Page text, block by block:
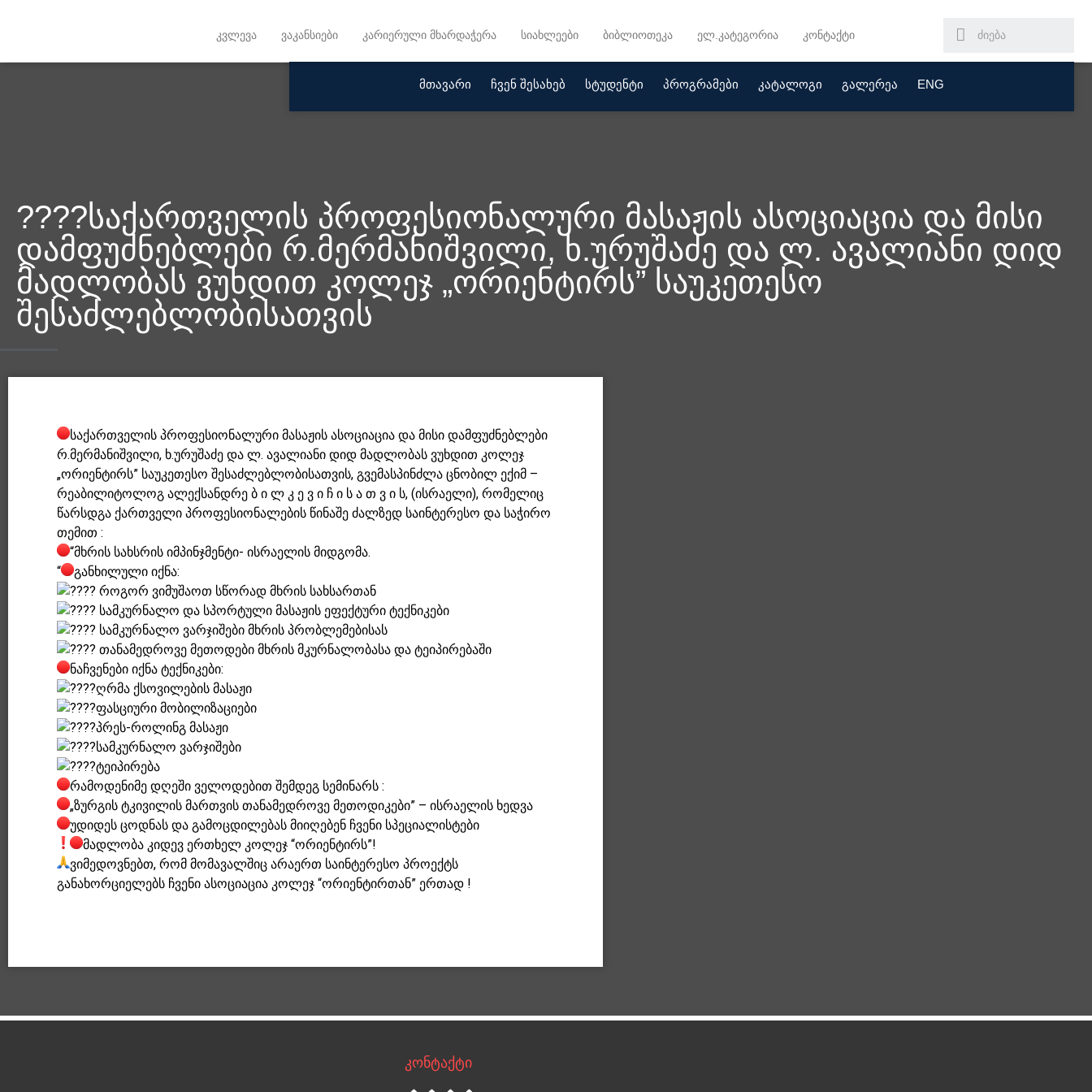
კვლევა ვაკანსიები კარიერული მხარდაჭერა სიახლეები ბიბლიოთეკა ელ.კატეგორია კონტაქტი
მთავარი ჩვენ შესახებ სტუდენტი პროგრამები კატალოგი გალერეა ENG
????საქართველის პროფესიონალური მასაჟის ასოციაცია და მისი
დამფუძნებლები რ.მერმანიშვილი, ხ.ურუშაძე და ლ. ავალიანი დიდ
მადლობას ვუხდით კოლეჯ „ორიენტირს” საუკეთესო
შესაძლებლობისათვის
საქართველის პროფესიონალური მასაჟის ასოციაცია და მისი დამფუძნებლები
რ.მერმანიშვილი, ხ.ურუშაძე და ლ. ავალიანი დიდ მადლობას ვუხდით კოლეჯ
„ორიენტირს” საუკეთესო შესაძლებლობისათვის, გვემასპინძლა ცნობილ ექიმ –
რეაბილიტოლოგ ალექსანდრე ბ ი ლ კ ე ვ ი ჩ ი ს ა თ ვ ი ს, (ისრაელი), რომელიც
წარსდგა ქართველი პროფესიონალების წინაშე ძალზედ საინტერესო და საჭირო
თემით :
“მხრის სახსრის იმპინჯმენტი- ისრაელის მიდგომა.
“
განხილული იქნა:
როგორ ვიმუშაოთ სწორად მხრის სახსართან
სამკურნალო და სპორტული მასაჟის ეფექტური ტექნიკები
სამკურნალო ვარჯიშები მხრის პრობლემებისას
თანამედროვე მეთოდები მხრის მკურნალობასა და ტეიპირებაში
ნაჩვენები იქნა ტექნიკები:
ღრმა ქსოვილების მასაჟი
ფასციური მობილიზაციები
პრეს-როლინგ მასაჟი
სამკურნალო ვარჯიშები
ტეიპირება
რამოდენიმე დღეში ველოდებით შემდეგ სემინარს :
„ზურგის ტკივილის მართვის თანამედროვე მეთოდიკები” – ისრაელის ხედვა
უდიდეს ცოდნას და გამოცდილებას მიიღებენ ჩვენი სპეციალისტები
მადლობა კიდევ ერთხელ კოლეჯ “ორიენტირს”!
ვიმედოვნებთ, რომ მომავალშიც არაერთ საინტერესო პროექტს
განახორციელებს ჩვენი ასოციაცია კოლეჯ “ორიენტირთან” ერთად !
კონტაქტი